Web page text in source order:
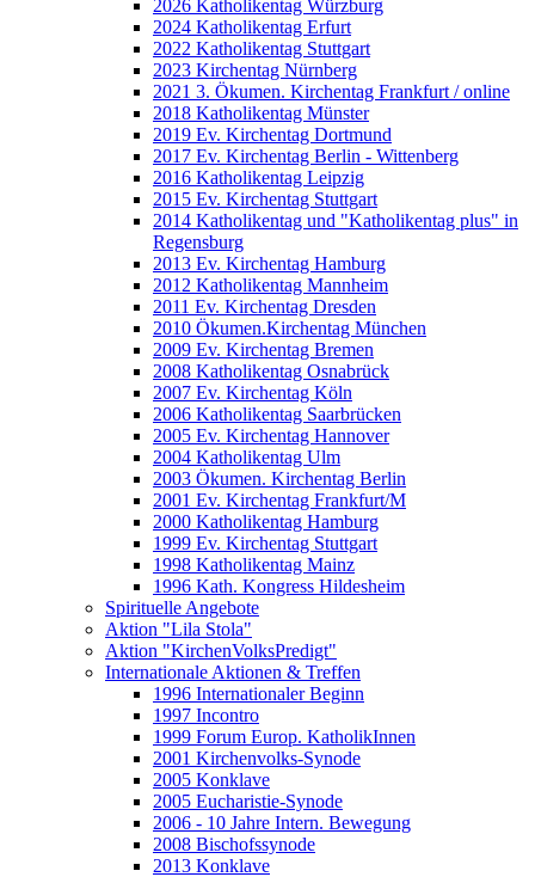
2026 Katholikentag Würzburg
2024 Katholikentag Erfurt
2022 Katholikentag Stuttgart
2023 Kirchentag Nürnberg
2021 3. Ökumen. Kirchentag Frankfurt / online
2018 Katholikentag Münster
2019 Ev. Kirchentag Dortmund
2017 Ev. Kirchentag Berlin - Wittenberg
2016 Katholikentag Leipzig
2015 Ev. Kirchentag Stuttgart
2014 Katholikentag und "Katholikentag plus" in
Regensburg
2013 Ev. Kirchentag Hamburg
2012 Katholikentag Mannheim
2011 Ev. Kirchentag Dresden
2010 Ökumen.Kirchentag München
2009 Ev. Kirchentag Bremen
2008 Katholikentag Osnabrück
2007 Ev. Kirchentag Köln
2006 Katholikentag Saarbrücken
2005 Ev. Kirchentag Hannover
2004 Katholikentag Ulm
2003 Ökumen. Kirchentag Berlin
2001 Ev. Kirchentag Frankfurt/M
2000 Katholikentag Hamburg
1999 Ev. Kirchentag Stuttgart
1998 Katholikentag Mainz
1996 Kath. Kongress Hildesheim
Spirituelle Angebote
Aktion "Lila Stola"
Aktion "KirchenVolksPredigt"
Internationale Aktionen & Treffen
1996 Internationaler Beginn
1997 Incontro
1999 Forum Europ. KatholikInnen
2001 Kirchenvolks-Synode
2005 Konklave
2005 Eucharistie-Synode
2006 - 10 Jahre Intern. Bewegung
2008 Bischofssynode
2013 Konklave